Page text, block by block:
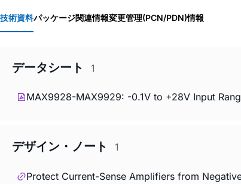
技術資料パッケージ関連情報変更管理(PCN/PDN)情報
データシート 1
MAX9928-MAX9929: -0.1V to +28V Input
デザイン・ノート 1
Protect Current-Sense Amplifiers from